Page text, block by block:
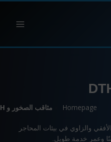
Homepage مثاقب الصخور و DTH
والزاوي في بيئات المحاجر
وعمر خدمة طويل.